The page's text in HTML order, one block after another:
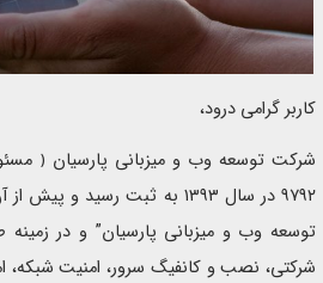
کاربر گرامی درود،
شرکت توسعه وب و میزبانی پارسیان ﴿
توسعه وب و میزبانی پارسیان” و در
شرکتی، نصب و کانفیگ سرور، امنیت شبکه،